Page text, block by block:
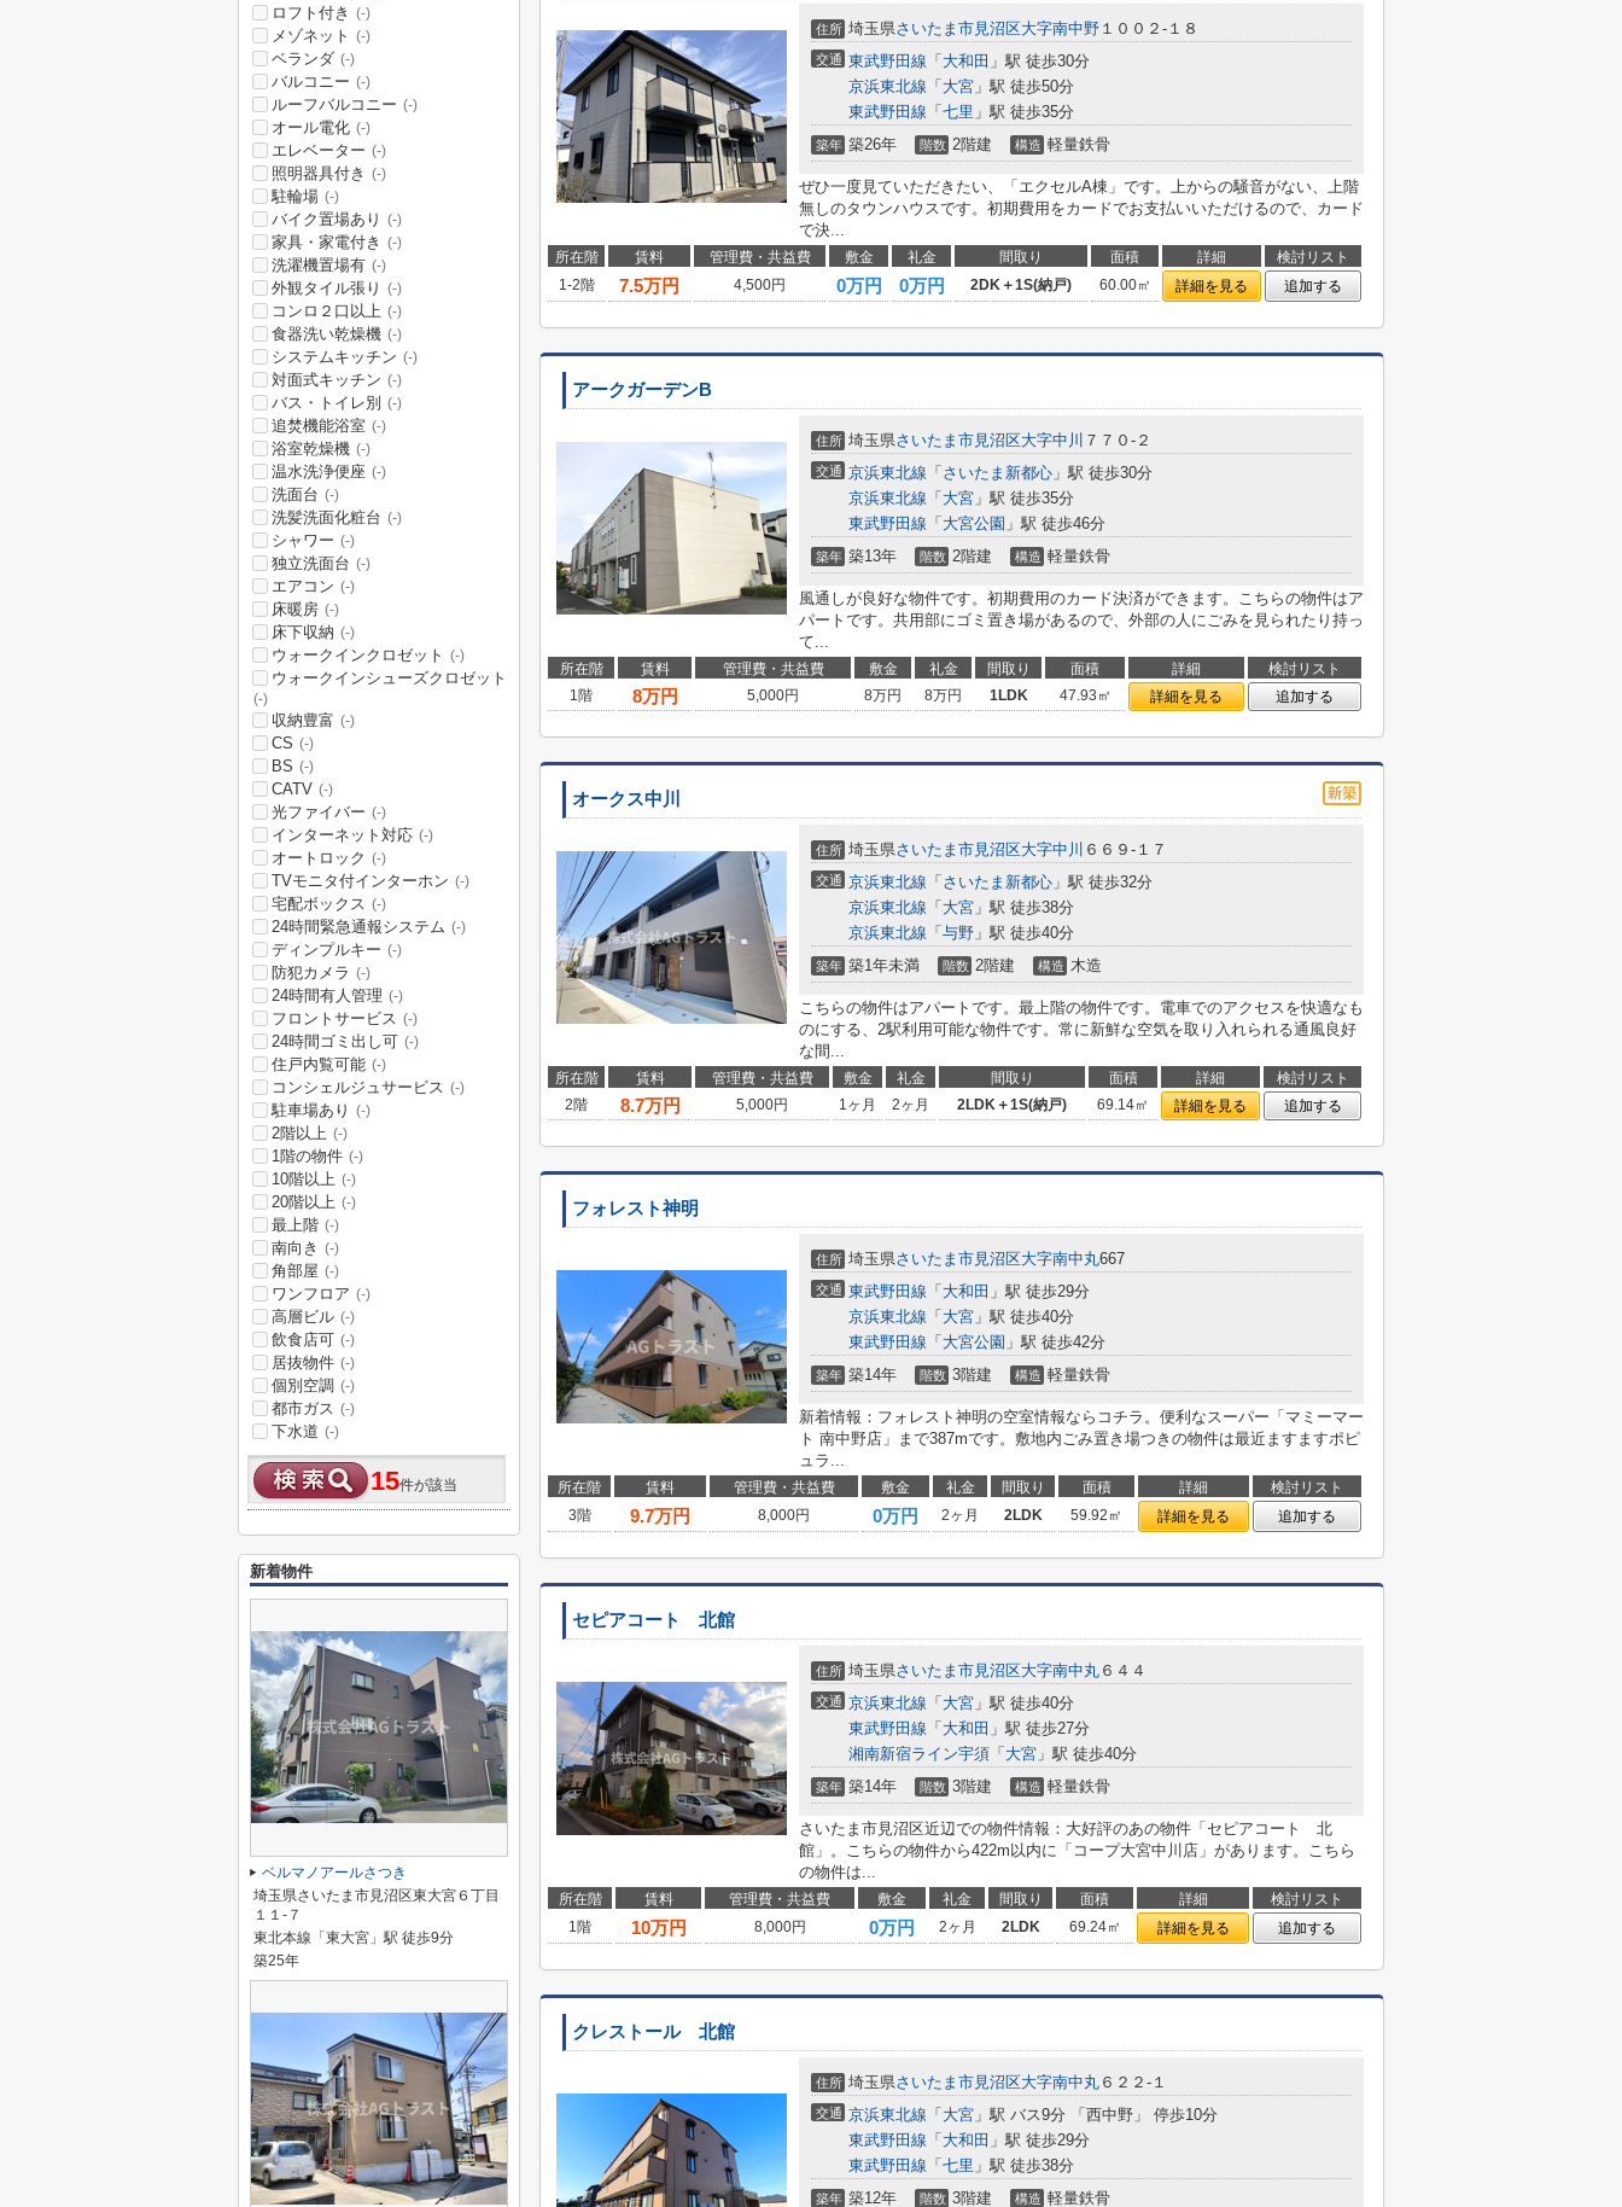
住所 埼玉県さいたま市見沼区大字南中野 １００２-１８
交通 東武野田線 「 大和田 」駅 徒歩30分
京浜東北線 「 大宮 」駅 徒歩50分
東武野田線 「 七里 」駅 徒歩35分
築年 築26年 階数 2階建 構造 軽量鉄骨
ぜひ一度見ていただきたい、「エクセルA棟」です。上からの騒音がない、上階
無しのタウンハウスです。初期費用をカードでお支払いいただけるので、カード
で決...
所在階 賃料 管理費・共益費 敷金 礼金 間取り 面積 詳細
検討リスト
1‐2階
7.5万円 4,500円 0万円 0万円 2DK＋1S(納戸) 60.00㎡ 詳細を見る 追加する
アークガーデンB
住所 埼玉県さいたま市見沼区大字中川 ７７０-２
交通 京浜東北線 「 さいたま新都心 」駅 徒歩30分
京浜東北線 「 大宮 」駅 徒歩35分
東武野田線 「 大宮公園 」駅 徒歩46分
築年 築13年 階数 2階建 構造 軽量鉄骨
風通しが良好な物件です。初期費用のカード決済ができます。こちらの物件はア
パートです。共用部にゴミ置き場があるので、外部の人にごみを見られたり持っ
て...
所在階 賃料 管理費・共益費 敷金 礼金 間取り 面積 詳細
検討リスト
1階
8万円 5,000円 8万円 8万円 1LDK 47.93㎡ 詳細を見る 追加する
オークス中川
住所 埼玉県さいたま市見沼区大字中川 ６６９-１７
交通 京浜東北線 「 さいたま新都心 」駅 徒歩32分
京浜東北線 「 大宮 」駅 徒歩38分
京浜東北線 「 与野 」駅 徒歩40分
築年 築1年未満 階数 2階建 構造 木造
こちらの物件はアパートです。最上階の物件です。電車でのアクセスを快適なも
のにする、2駅利用可能な物件です。常に新鮮な空気を取り入れられる通風良好
な間...
所在階 賃料 管理費・共益費 敷金 礼金 間取り 面積 詳細
検討リスト
2階
8.7万円 5,000円 1ヶ月 2ヶ月 2LDK＋1S(納戸) 69.14㎡ 詳細を見る 追加する
フォレスト神明
住所 埼玉県さいたま市見沼区大字南中丸667
交通 東武野田線 「 大和田 」駅 徒歩29分
京浜東北線 「 大宮 」駅 徒歩40分
東武野田線 「 大宮公園 」駅 徒歩42分
築年 築14年 階数 3階建 構造 軽量鉄骨
新着情報：フォレスト神明の空室情報ならコチラ。便利なスーパー「マミーマー
ト 南中野店」まで387mです。敷地内ごみ置き場つきの物件は最近ますますポピ
ュラ...
所在階 賃料 管理費・共益費 敷金 礼金 間取り 面積 詳細
検討リスト
3階
9.7万円 8,000円 0万円 2ヶ月 2LDK 59.92㎡ 詳細を見る 追加する
セピアコート 北館
住所 埼玉県さいたま市見沼区大字南中丸 ６４４
交通 京浜東北線 「 大宮 」駅 徒歩40分
東武野田線 「 大和田 」駅 徒歩27分
湘南新宿ライン宇須 「 大宮 」駅 徒歩40分
築年 築14年 階数 3階建 構造 軽量鉄骨
さいたま市見沼区近辺での物件情報：大好評のあの物件「セピアコート 北
館」。こちらの物件から422m以内に「コープ大宮中川店」があります。こちら
の物件は...
所在階 賃料 管理費・共益費 敷金 礼金 間取り 面積 詳細
検討リスト
1階
10万円 8,000円 0万円 2ヶ月 2LDK 69.24㎡ 詳細を見る 追加する
クレストール 北館
住所 埼玉県さいたま市見沼区大字南中丸 ６２２-１
交通 京浜東北線 「 大宮 」駅 バス9分 「西中野」 停歩10分
東武野田線 「 大和田 」駅 徒歩29分
東武野田線 「 七里 」駅 徒歩38分
築年 築12年 階数 3階建 構造 軽量鉄骨
ロフト付き (-)
メゾネット (-)
ベランダ (-)
バルコニー (-)
ルーフバルコニー (-)
オール電化 (-)
エレベーター (-)
照明器具付き (-)
駐輪場 (-)
バイク置場あり (-)
家具・家電付き (-)
洗濯機置場有 (-)
外観タイル張り (-)
コンロ２口以上 (-)
食器洗い乾燥機 (-)
システムキッチン (-)
対面式キッチン (-)
バス・トイレ別 (-)
追焚機能浴室 (-)
浴室乾燥機 (-)
温水洗浄便座 (-)
洗面台 (-)
洗髪洗面化粧台 (-)
シャワー (-)
独立洗面台 (-)
エアコン (-)
床暖房 (-)
床下収納 (-)
ウォークインクロゼット (-)
ウォークインシューズクロゼット
(-)
収納豊富 (-)
CS (-)
BS (-)
CATV (-)
光ファイバー (-)
インターネット対応 (-)
オートロック (-)
TVモニタ付インターホン (-)
宅配ボックス (-)
24時間緊急通報システム (-)
ディンプルキー (-)
防犯カメラ (-)
24時間有人管理 (-)
フロントサービス (-)
24時間ゴミ出し可 (-)
住戸内覧可能 (-)
コンシェルジュサービス (-)
駐車場あり (-)
2階以上 (-)
1階の物件 (-)
10階以上 (-)
20階以上 (-)
最上階 (-)
南向き (-)
角部屋 (-)
ワンフロア (-)
高層ビル (-)
飲食店可 (-)
居抜物件 (-)
個別空調 (-)
都市ガス (-)
下水道 (-)
15件が該当
新着物件
ベルマノアールさつき
埼玉県さいたま市見沼区東大宮６丁目
１１-７
東北本線「東大宮」駅 徒歩9分
築25年